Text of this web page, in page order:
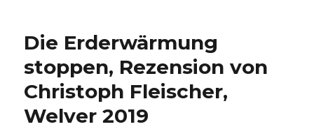
Die Erderwärmung
stoppen, Rezension von
Christoph Fleischer,
Welver 2019